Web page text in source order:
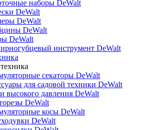
наборы DeWalt
DeWalt
DeWalt
DeWalt
DeWalt
инструмент DeWalt
секаторы DeWalt
для садовой техники DeWalt
высокого давления DeWalt
DeWalt
косы DeWalt
DeWalt